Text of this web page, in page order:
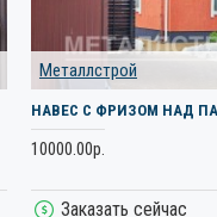
Металлстрой
НАВЕС С ФРИЗОМ НАД
10000.00р.
Заказать сейчас